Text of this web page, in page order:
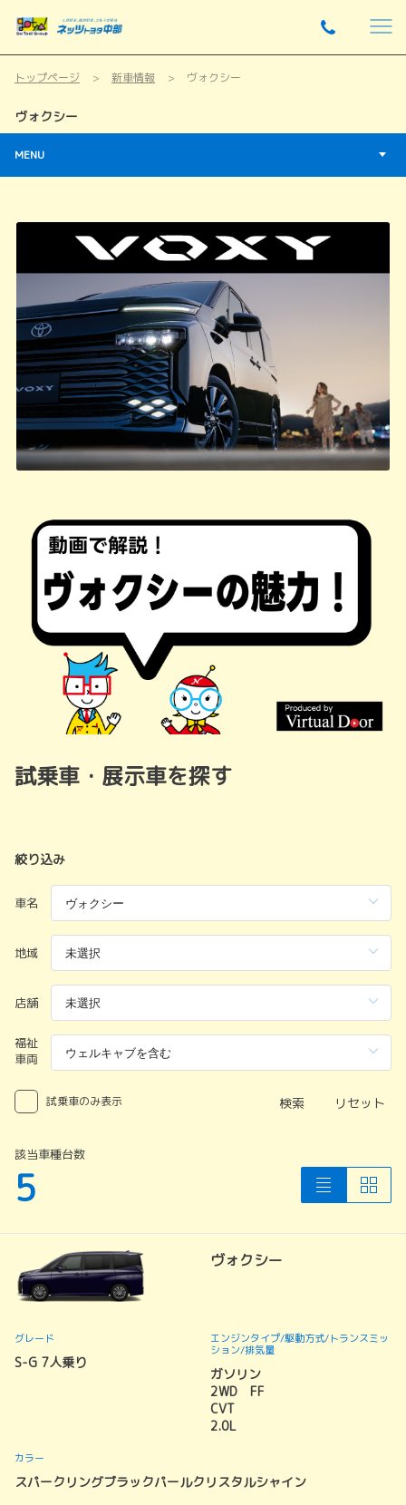
トップページ 新車情報 ヴォクシー
ヴォクシー
MENU
試乗車・展示車を探す
絞り込み
車名
地域
店舗
福祉
車両
試乗車のみ表示 検索 リセット
該当車種台数
5
ヴォクシー
グレード
S-G 7人乗り
エンジンタイプ/駆動方式/トランスミッ
ション/排気量
ガソリン
2WD FF
CVT
2.0L
カラー
スパークリングブラックパールクリスタルシャイン